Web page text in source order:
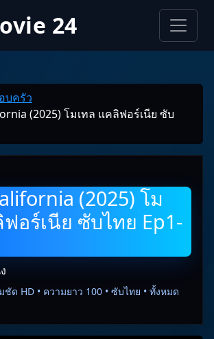
24
บครัว
(2025) โมเทล แคลิฟอร์เนีย ซับ
(2025) โม
อร์เนีย ซับไทย Ep1-
ชัด HD • ความยาว 100 • ซับไทย • ทั้งหมด